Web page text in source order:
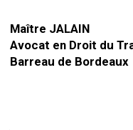
Maître JALAIN
Avocat en Droit du
Barreau de Bordeaux